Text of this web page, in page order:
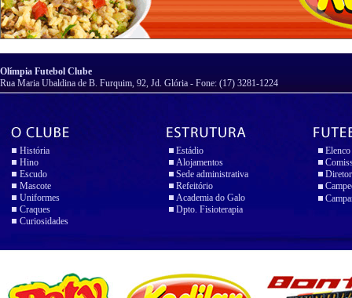
Olímpia Futebol Clube
Rua Maria Ubaldina de B. Furquim, 92, Jd. Glória - Fone: (17) 3281-1224
História
Hino
Escudo
Mascote
Uniformes
Craques
Curiosidades
Estádio
Alojamentos
Sede administrativa
Refeitório
Academia do Galo
Dpto. Fisioterapia
Elenco